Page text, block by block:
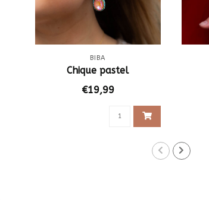
BIBA
Chique pastel
€19,99